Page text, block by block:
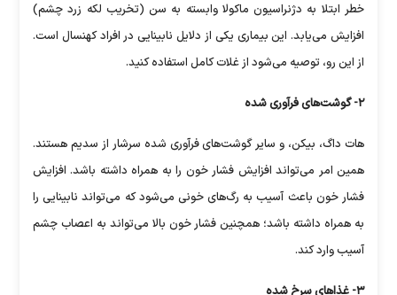
خطر ابتلا به دژنراسیون ماکولا وابسته به سن (تخریب لکه زرد چشم)
افزایش می‌یابد. این بیماری یکی از دلایل نابینایی در افراد کهنسال است.
از این رو، توصیه می‌شود از غلات کامل استفاده کنید.
۲- گوشت‌های فرآوری شده
هات داگ، بیکن، و سایر گوشت‌های فرآوری شده سرشار از سدیم هستند.
همین امر می‌تواند افزایش فشار خون را به همراه داشته باشد. افزایش
فشار خون باعث آسیب به رگ‌های خونی می‌شود که می‌تواند نابینایی را
به همراه داشته باشد؛ همچنین فشار خون بالا می‌تواند به اعصاب چشم
آسیب وارد کند.